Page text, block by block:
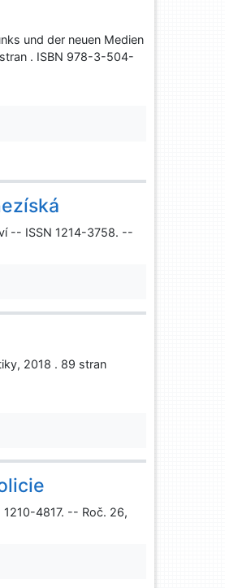
und der neuen Medien
. ISBN 978-3-504-
-- ISSN 1214-3758. --
2018 . 89 stran
4817. -- Roč. 26,